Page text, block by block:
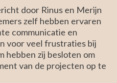
door Rinus en Merijn
zelf hebben ervaren
communicatie en
voor veel frustraties bij
hebben zij besloten om
van de projecten op te